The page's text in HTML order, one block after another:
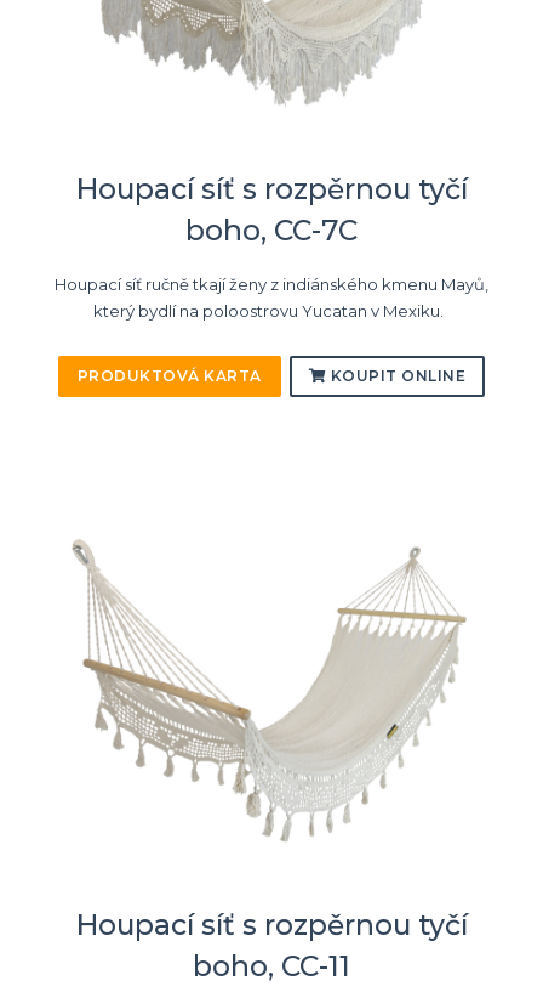
Houpací síť s rozpěrnou tyčí
boho, CC-7C
Houpací síť ručně tkají ženy z indiánského kmenu Mayů,
který bydlí na poloostrovu Yucatan v Mexiku.
PRODUKTOVÁ KARTA KOUPIT ONLINE
Houpací síť s rozpěrnou tyčí
boho, CC-11